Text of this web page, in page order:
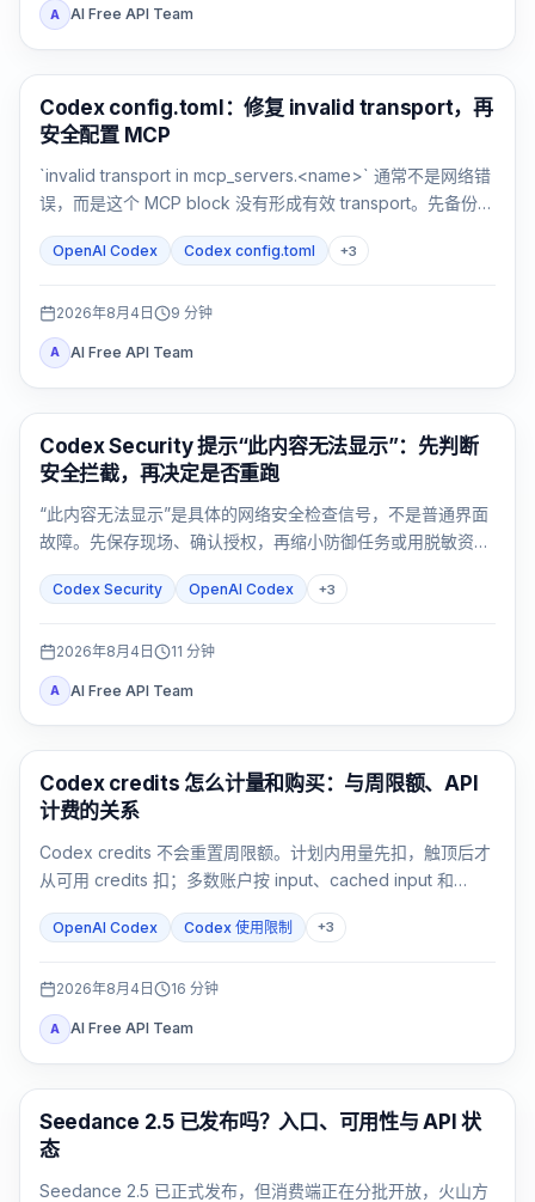
A AI Free API Team
AI 开发工具
Codex config.toml：修复 invalid transport，再
安全配置 MCP
`invalid transport in mcp_servers.<name>` 通常不是网络错
误，而是这个 MCP block 没有形成有效 transport。先备份，
OpenAI Codex Codex config.toml +3
2026年8月4日 9 分钟
A AI Free API Team
OpenAI Codex
Codex Security 提示“此内容无法显示”：先判断
安全拦截，再决定是否重跑
“此内容无法显示”是具体的网络安全检查信号，不是普通界面
故障。先保存现场、确认授权，再缩小防御任务或用脱敏资料
Codex Security OpenAI Codex +3
2026年8月4日 11 分钟
A AI Free API Team
AI Development Tools
Codex credits 怎么计量和购买：与周限额、API
计费的关系
Codex credits 不会重置周限额。计划内用量先扣，触顶后才
从可用 credits 扣；多数账户按 input、cached input 和
OpenAI Codex Codex 使用限制 +3
2026年8月4日 16 分钟
A AI Free API Team
AI Video Generation
Seedance 2.5 已发布吗？入口、可用性与 API 状
态
Seedance 2.5 已正式发布，但消费端正在分批开放，火山方